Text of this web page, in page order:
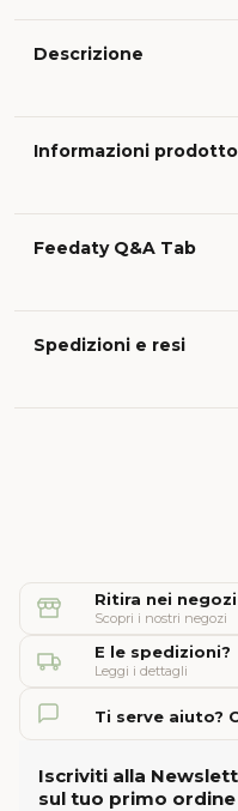
Descrizione
Informazioni prodotto
Feedaty Q&A Tab
Spedizioni e resi
Ritira nei negozi
Scopri i nostri negozi
E le spedizioni?
Leggi i dettagli
Ti serve aiuto?
Iscriviti alla
sul tuo primo ordine